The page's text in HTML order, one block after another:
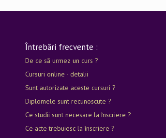
Întrebări frecvente :
De ce să urmez un curs ?
Cursuri online - detalii
Sunt autorizate aceste cursuri ?
Diplomele sunt recunoscute ?
Ce studii sunt necesare la înscriere ?
Ce acte trebuiesc la înscriere ?